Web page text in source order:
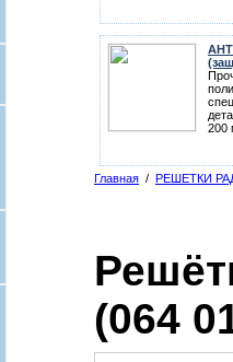
200
Главная / РЕШЕТКИ
(064